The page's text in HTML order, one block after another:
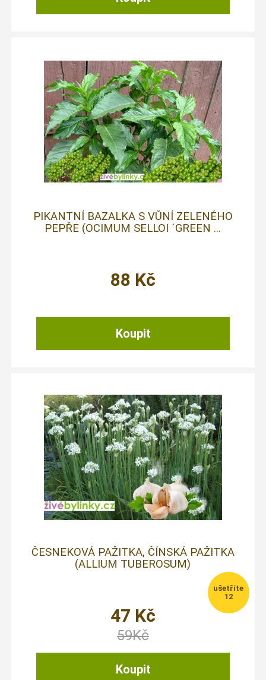
PIKANTNÍ BAZALKA S VŮNÍ ZELENÉHO
PEPŘE (OCIMUM SELLOI ´GREEN ...
88 Kč
ČESNEKOVÁ PAŽITKA, ČÍNSKÁ PAŽITKA
(ALLIUM TUBEROSUM)
47 Kč
12
59Kč